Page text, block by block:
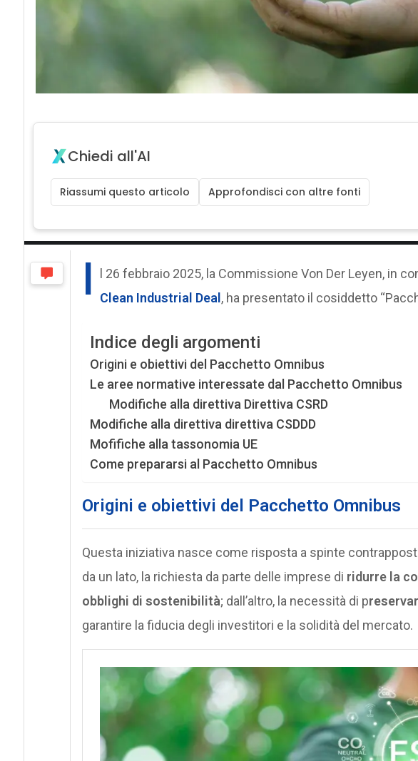
Chiedi all'AI
Riassumi questo articolo Approfondisci con altre fonti
I
l 26 febbraio 2025, la Commissione Von Der Leyen, in
Clean Industrial Deal, ha presentato il cosiddetto
Indice degli argomenti
Origini e obiettivi del Pacchetto Omnibus
Le aree normative interessate dal Pacchetto Omnibus
Modifiche alla direttiva Direttiva CSRD
Modifiche alla direttiva direttiva CSDDD
Mofifiche alla tassonomia UE
Come prepararsi al Pacchetto Omnibus
Origini e obiettivi del Pacchetto Omnibus
Questa iniziativa nasce come risposta a spinte
da un lato, la richiesta da parte delle imprese di ridurre la
obblighi di sostenibilità; dall’altro, la necessità di p
garantire la fiducia degli investitori e la solidità del mercato.